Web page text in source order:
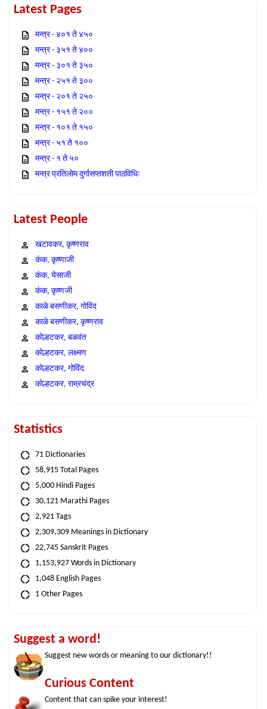
Latest Pages
मन्त्र - ४०१ ते ४५०
मन्त्र - ३५१ ते ४००
मन्त्र - ३०१ ते ३५०
मन्त्र - २५१ ते ३००
मन्त्र - २०१ ते २५०
मन्त्र - १५१ ते २००
मन्त्र - १०१ ते १५०
मन्त्र - ५१ ते १००
मन्त्र - १ ते ५०
मन्त्र प्रतिलोम दुर्गासप्तशती पाठविधिः
Latest People
खटावकर, कृष्णराव
कंक, कृष्णाजी
कंक, येसाजी
कंक, कृष्णजी
काळे बसणीकर, गोविंद
काळे बसणीकर, कृष्णराव
कोल्हटकर, बळवंत
कोल्हटकर, लक्ष्मण
कोल्हटकर, गोविंद
कोल्हटकर, राम्रचंद्र
Statistics
71 Dictionaries
58,915 Total Pages
5,000 Hindi Pages
30,121 Marathi Pages
2,921 Tags
2,309,309 Meanings in Dictionary
22,745 Sanskrit Pages
1,153,927 Words in Dictionary
1,048 English Pages
1 Other Pages
Suggest a word!
Suggest new words or meaning to our dictionary!!
Curious Content
Content that can spike your interest!